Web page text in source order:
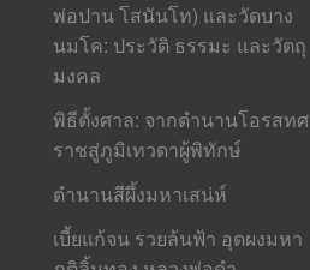
พ่อปาน โสนันโท) และวัดบาง
นมโค: ประวัติ ธรรมะ และวัตถุ
มงคล
พิธีตั้งศาล: จากตำนานโอรสทศ
ราชสู่ภูมิเทวดาผู้พิทักษ์
ตำนานสีผึ้งมหาเสน่ห์
เบี้ยแก้จน รวยล้นฟ้า อุดผงมหา